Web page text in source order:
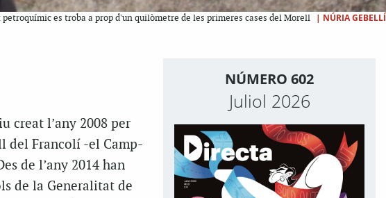
es troba a prop d'un quilòmetre de les primeres cases del Morell | NÚRIA GEBELLÍ
creat l’any 2008 per
del Francolí -el Camp-
de l’any 2014 han
de la Generalitat de
NÚMERO 602
Juliol 2026